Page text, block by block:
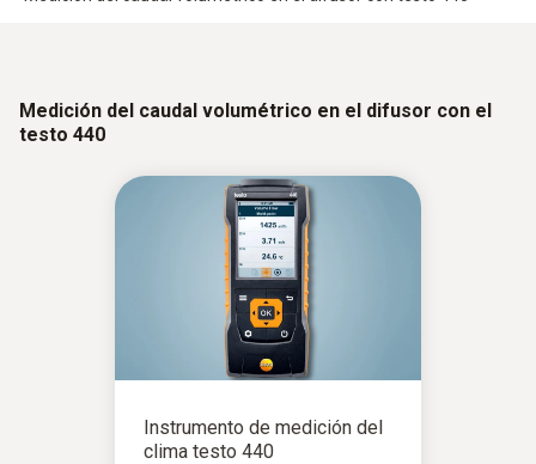
Medición del caudal volumétrico en el difusor con el
testo 440
Instrumento de medición del
clima testo 440